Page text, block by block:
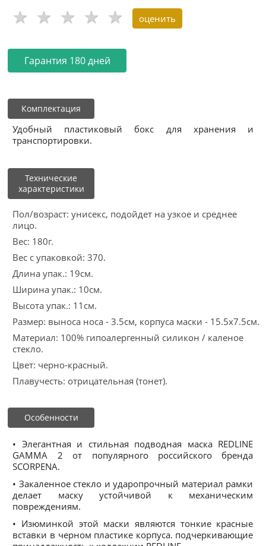
Гарантия 180 дней
Комплектация
Удобный пластиковый бокс для хранения и
транспортировки.
Технические
характеристики
Пол/возраст: унисекс, подойдет на узкое и среднее
лицо.
Вес: 180г.
Вес с упаковкой: 370.
Длина упак.: 19см.
Ширина упак.: 10см.
Высота упак.: 11см.
Размер: выноса носа - 3.5см, корпуса маски - 15.5х7.5см.
Материал: 100% гипоалергенный силикон / каленое
стекло.
Цвет: черно-красный.
Плавучесть: отрицательная (тонет).
Особенности
• Элегантная и стильная подводная маска REDLINE
GAMMA 2 от популярного российского бренда
SCORPENA.
• Закаленное стекло и ударопрочный материал рамки
делает маску устойчивой к механическим
повреждениям.
• Изюминкой этой маски являются тонкие красные
вставки в черном пластике корпуса. подчеркивающие